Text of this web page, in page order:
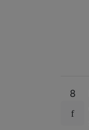
8